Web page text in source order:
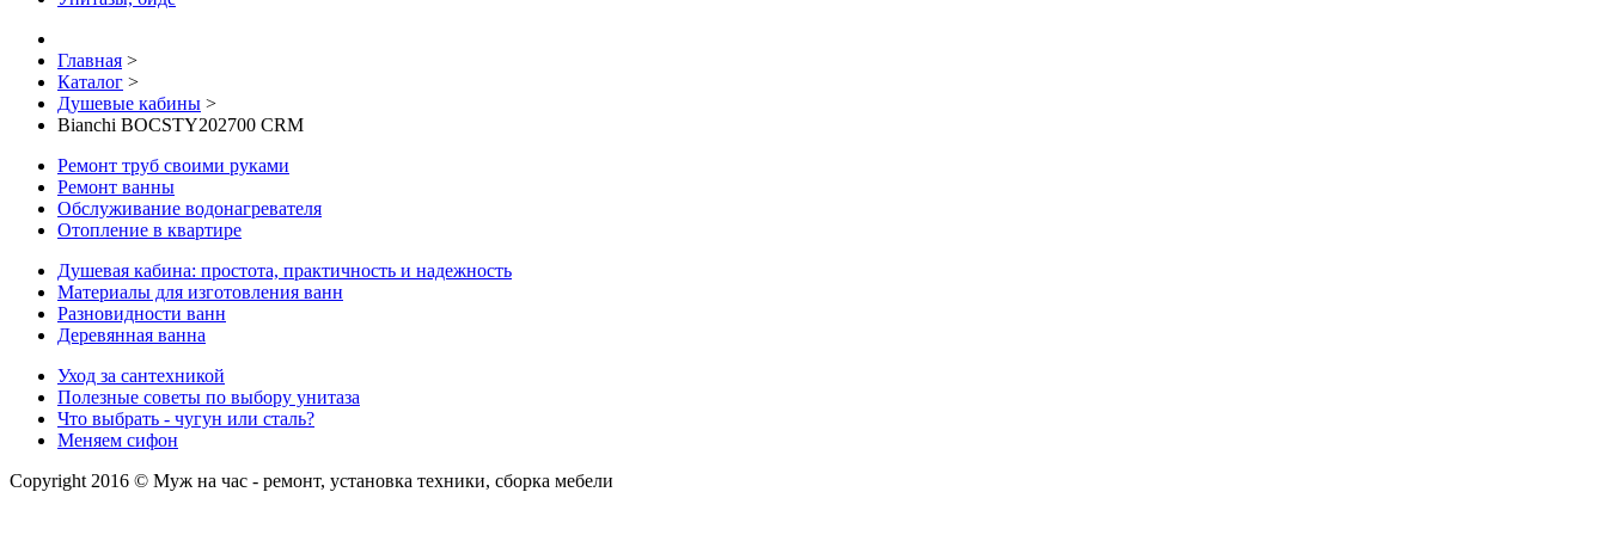
Главная >
Каталог >
Душевые кабины >
Bianchi BOCSTY202700 CRM
Ремонт труб своими руками
Ремонт ванны
Обслуживание водонагревателя
Отопление в квартире
Душевая кабина: простота, практичность и надежность
Материалы для изготовления ванн
Разновидности ванн
Деревянная ванна
Уход за сантехникой
Полезные советы по выбору унитаза
Что выбрать - чугун или сталь?
Меняем сифон
Copyright 2016 © Муж на час - ремонт, установка техники, сборка мебели